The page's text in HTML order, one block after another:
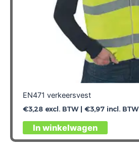
EN471 verkeersvest
€3,28excl. BTW | €3,97incl. BTW
In winkelwagen
Dit
product